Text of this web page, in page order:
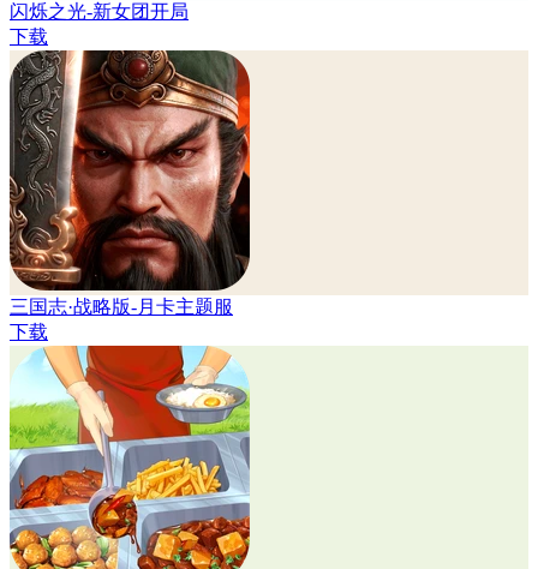
闪烁之光-新女团开局
下载
三国志·战略版-月卡主题服
下载